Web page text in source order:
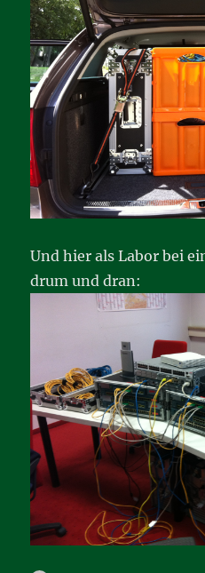
Und hier als Labor bei
drum und dran: